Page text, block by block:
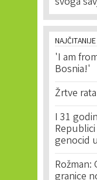
NAJČITANIJE
'I am
Bosnia!'
Žrtve
I 31
genocid
Rožman: